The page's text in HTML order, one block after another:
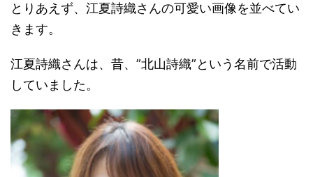
とりあえず、江夏詩織さんの可愛い画像を並べてい
きます。
江夏詩織さんは、昔、”北山詩織”という名前で活動
していました。